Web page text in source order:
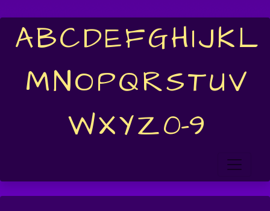
ABCDEFGHIJKL
MNOPQRSTUV
WXYZ0-9